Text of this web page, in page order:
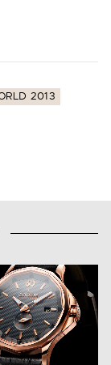
2013